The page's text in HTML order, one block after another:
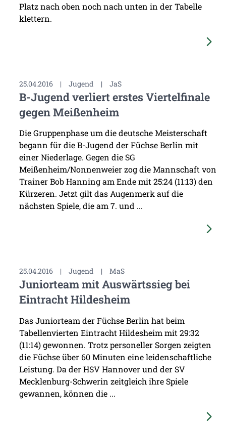
Platz nach oben noch nach unten in der Tabelle
klettern.
25.04.2016 | Jugend | JaS
B-Jugend verliert erstes Viertelfinale
gegen Meißenheim
Die Gruppenphase um die deutsche Meisterschaft
begann für die B-Jugend der Füchse Berlin mit
einer Niederlage. Gegen die SG
Meißenheim/Nonnenweier zog die Mannschaft von
Trainer Bob Hanning am Ende mit 25:24 (11:13) den
Kürzeren. Jetzt gilt das Augenmerk auf die
nächsten Spiele, die am 7. und ...
25.04.2016 | Jugend | MaS
Juniorteam mit Auswärtssieg bei
Eintracht Hildesheim
Das Juniorteam der Füchse Berlin hat beim
Tabellenvierten Eintracht Hildesheim mit 29:32
(11:14) gewonnen. Trotz personeller Sorgen zeigten
die Füchse über 60 Minuten eine leidenschaftliche
Leistung. Da der HSV Hannover und der SV
Mecklenburg-Schwerin zeitgleich ihre Spiele
gewannen, können die ...